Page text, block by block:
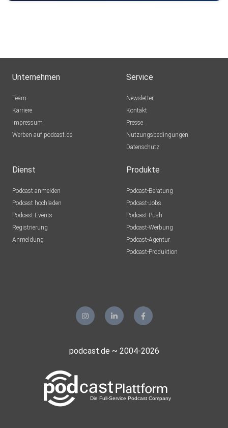
Unternehmen
Team
Karriere
Impressum
Werben auf podcast.de
Service
Newsletter
Kontakt
Presse
Nutzungsbedingungen
Datenschutz
Dienst
Podcast anmelden
Podcast hochladen
Podcast-Events
Registrierung
Anmeldung
Produkte
Podcast-Beratung
Podcast-Jobs
Podcast-Push
Podcast-Werbung
Podcast-Agentur
Podcast-Produktion
podcast.de ~ 2004-2026